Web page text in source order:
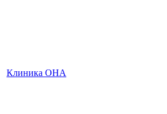
Клиника ОНА